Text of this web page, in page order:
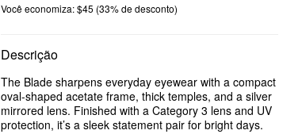
Você economiza: $45 (33% de desconto)
Descrição
The Blade sharpens everyday eyewear with a compact
oval-shaped acetate frame, thick temples, and a silver
mirrored lens. Finished with a Category 3 lens and UV
protection, it’s a sleek statement pair for bright days.